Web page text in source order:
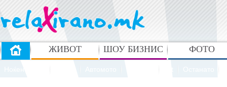
ЖИВОТ ШОУ БИЗНИС ФОТО